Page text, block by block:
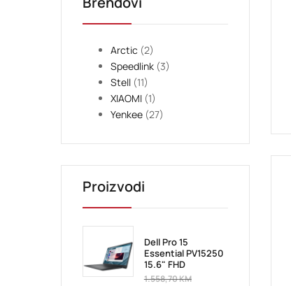
Arctic (2)
Speedlink (3)
Stell (11)
XIAOMI (1)
Yenkee (27)
Proizvodi
Dell Pro 15
Essential PV15250
15.6" FHD
1.558,70KM